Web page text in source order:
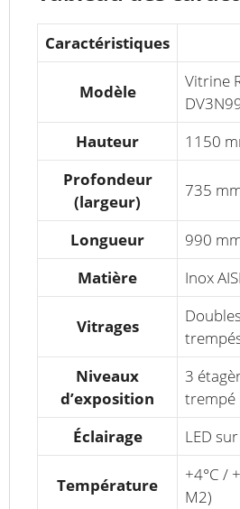
Caractéristiques
Modèle
Vitrine
Hauteur
1150
Profondeur
(largeur)
735
Longueur
990
Matière
Inox
Vitrages
Niveaux
d’exposition
3
trempé
Éclairage
LED
Température
+4°C /
M2)